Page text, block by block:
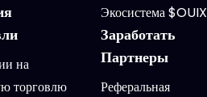
на
торговлю
Экосистема $OUIX
Заработать
Партнеры
Реферальная